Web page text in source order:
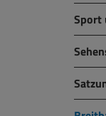
Sport